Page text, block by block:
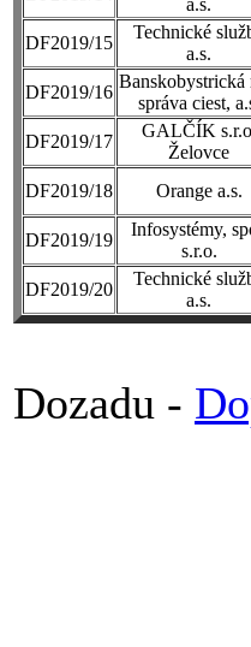
a.s.
DF2019/15
Technické
a.s.
DF2019/16
Banskobystrická
správa ciest,
DF2019/17
GALČÍK
Želovce
DF2019/18 Orange a.s.
DF2019/19
Infosystémy,
s.r.o.
DF2019/20
Technické
a.s.
Dozadu -